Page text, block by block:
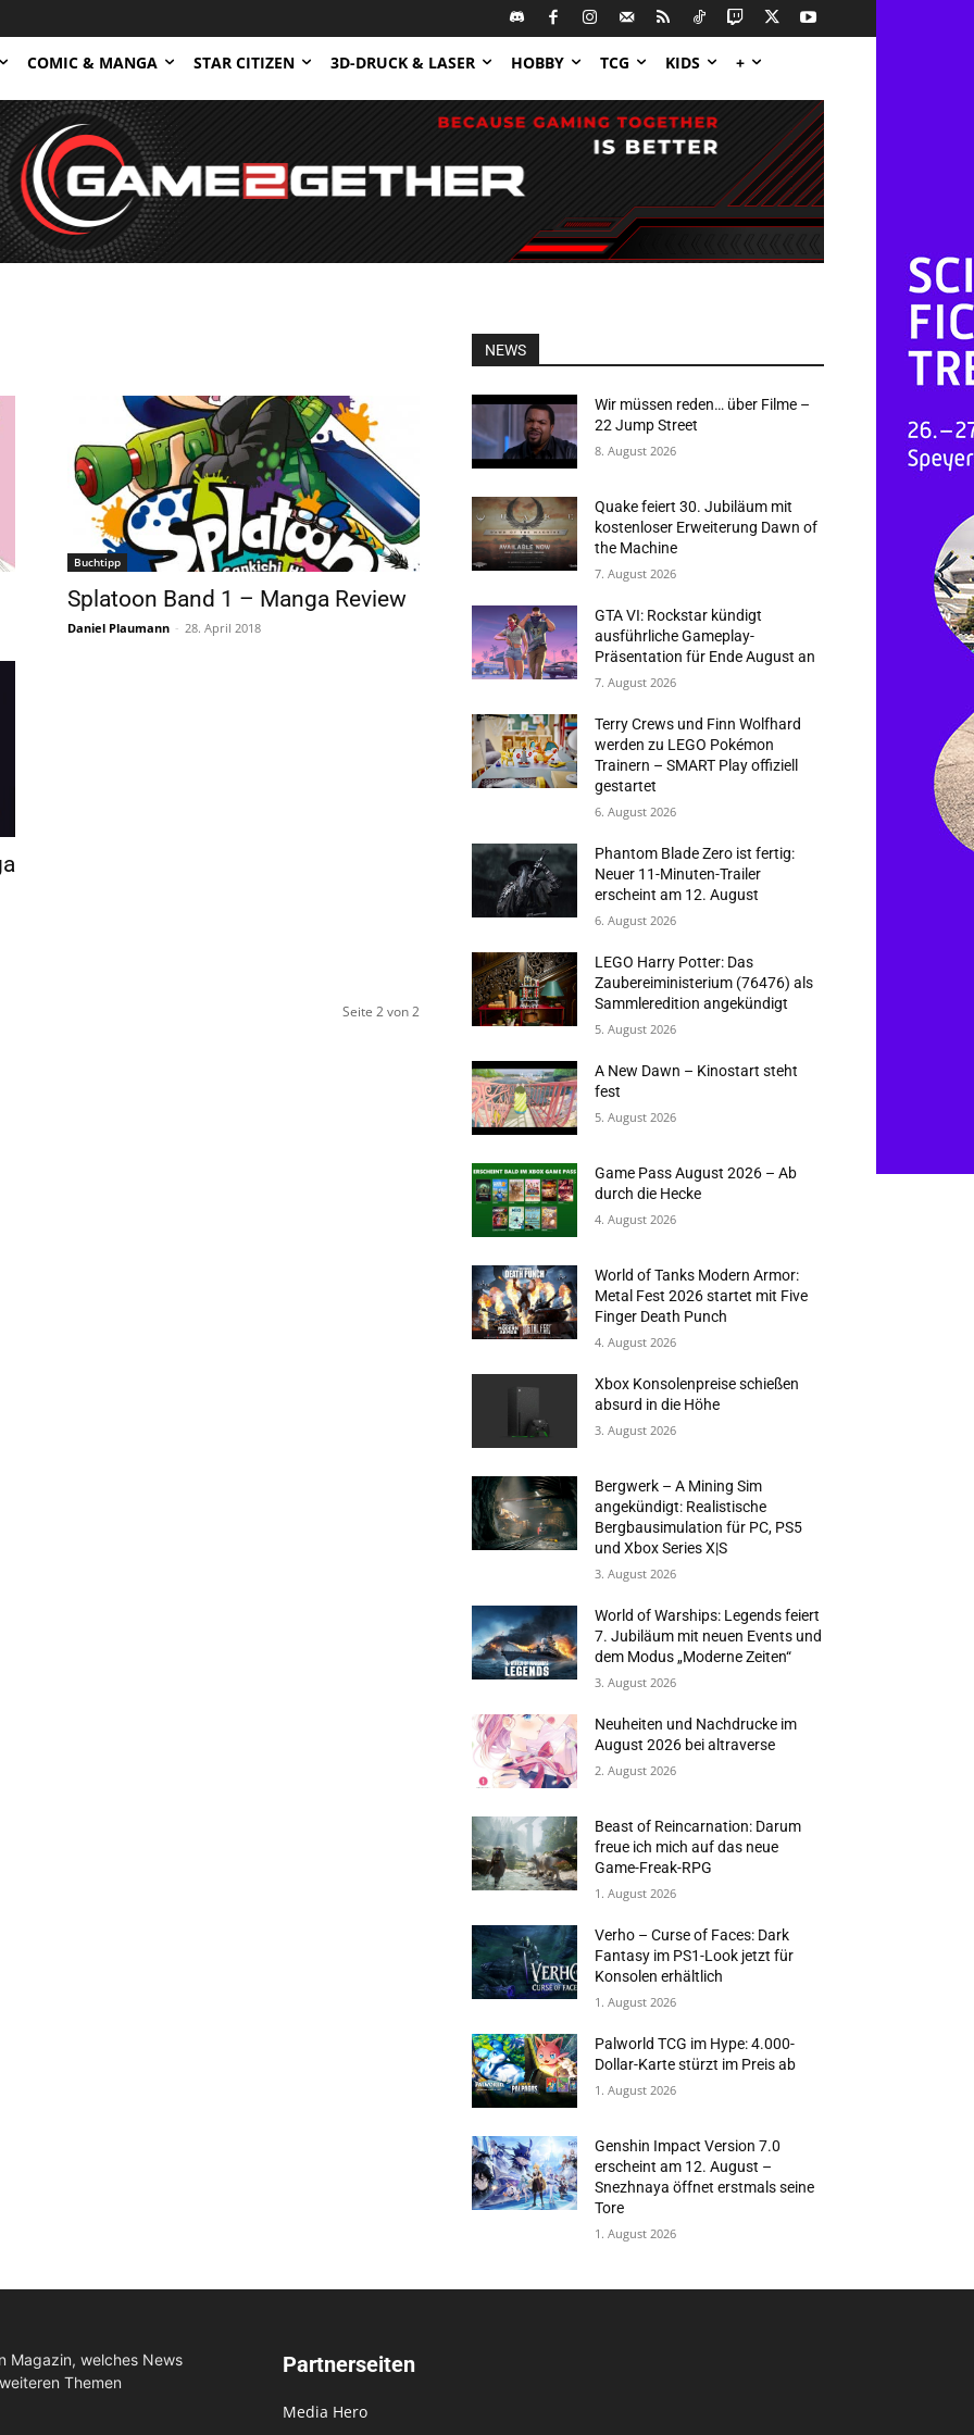
COMIC & MANGA STAR CITIZEN 3D-DRUCK & LASER HOBBY TCG KIDS +
Buchtipp
Splatoon Band 1 – Manga Review
Daniel Plaumann - 28. April 2018
Seite 2 von 2
NEWS
Wir müssen reden… über Filme –
22 Jump Street
8. August 2026
Quake feiert 30. Jubiläum mit
kostenloser Erweiterung Dawn of
the Machine
7. August 2026
GTA VI: Rockstar kündigt
ausführliche Gameplay-
Präsentation für Ende August an
7. August 2026
Terry Crews und Finn Wolfhard
werden zu LEGO Pokémon
Trainern – SMART Play offiziell
gestartet
6. August 2026
Phantom Blade Zero ist fertig:
Neuer 11-Minuten-Trailer
erscheint am 12. August
6. August 2026
LEGO Harry Potter: Das
Zaubereiministerium (76476) als
Sammleredition angekündigt
5. August 2026
A New Dawn – Kinostart steht
fest
5. August 2026
Game Pass August 2026 – Ab
durch die Hecke
4. August 2026
World of Tanks Modern Armor:
Metal Fest 2026 startet mit Five
Finger Death Punch
4. August 2026
Xbox Konsolenpreise schießen
absurd in die Höhe
3. August 2026
Bergwerk – A Mining Sim
angekündigt: Realistische
Bergbausimulation für PC, PS5
und Xbox Series X|S
3. August 2026
World of Warships: Legends feiert
7. Jubiläum mit neuen Events und
dem Modus „Moderne Zeiten“
3. August 2026
Neuheiten und Nachdrucke im
August 2026 bei altraverse
2. August 2026
Beast of Reincarnation: Darum
freue ich mich auf das neue
Game-Freak-RPG
1. August 2026
Verho – Curse of Faces: Dark
Fantasy im PS1-Look jetzt für
Konsolen erhältlich
1. August 2026
Palworld TCG im Hype: 4.000-
Dollar-Karte stürzt im Preis ab
1. August 2026
Genshin Impact Version 7.0
erscheint am 12. August –
Snezhnaya öffnet erstmals seine
Tore
1. August 2026
Magazin, welches News
Themen
Partnerseiten
Media Hero